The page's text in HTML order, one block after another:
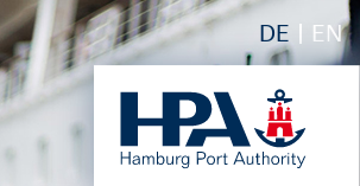
DE EN